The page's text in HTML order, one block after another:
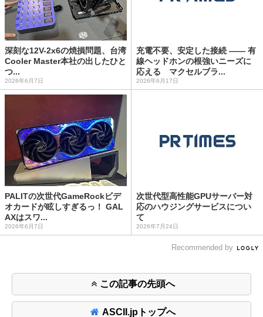
深刻な12V-2x6の焼損問題、台湾
Cooler Master本社の出したひと
つ...
2026年6月7日
充電不要、安定した接続 ―― 有
線ヘッドホンの根強いニーズに
応える マクセルブラ...
2026年6月17日
PALITの次世代GameRockビデ
オカードが眩しすぎるっ！ GAL
AXはスワ...
2026年6月7日
次世代型高性能GPUサーバー対
応のハウジングサービスについ
て
2026年7月24日
Recommended by
この記事の先頭へ
ASCII.jpトップへ